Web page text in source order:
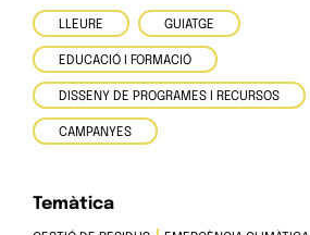
LLEURE GUIATGE
EDUCACIÓ I FORMACIÓ
DISSENY DE PROGRAMES I RECURSOS
CAMPANYES
Temàtica